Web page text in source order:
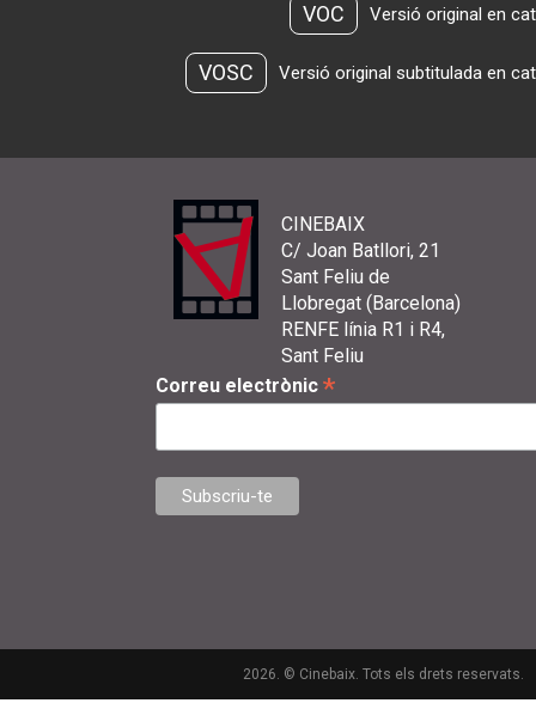
VOC Versió original en
VOSC Versió original subtitulada en
CINEBAIX
C/ Joan Batllori, 21
Sant Feliu de
Llobregat (Barcelona)
RENFE línia R1 i R4,
Sant Feliu
Correu electrònic *
2026. © Cinebaix. Tots els drets reservats.